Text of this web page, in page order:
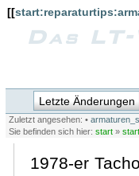
[[
Das LT-
Letzte Änderungen
Zuletzt angesehen: •
Sie befinden sich hier:start »start
1978-er